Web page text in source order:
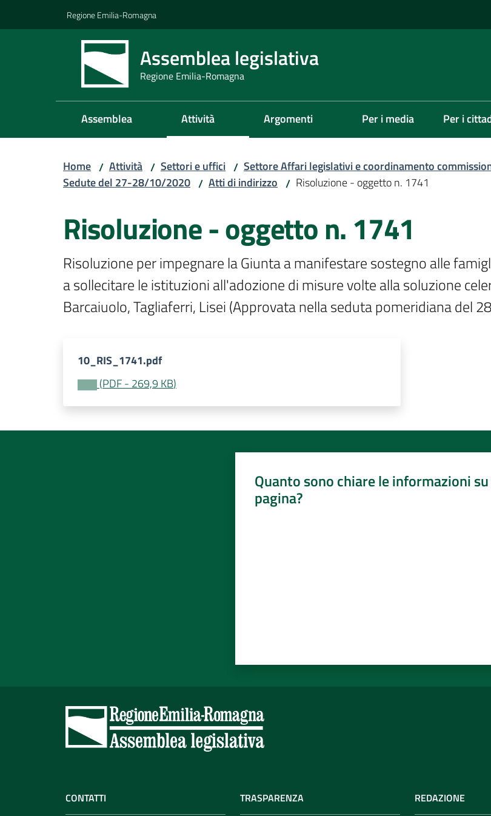
Regione Emilia-Romagna
Assemblea legislativa
Regione Emilia-Romagna
Assemblea Attività Argomenti Per i media Per i
Home / Attività / Settori e uffici / Settore Affari legislativi e coordinamento
Sedute del 27-28/10/2020 / Atti di indirizzo / Risoluzione - oggetto n. 1741
Risoluzione - oggetto n. 1741
Risoluzione per impegnare la Giunta a manifestare sostegno alle
a sollecitare le istituzioni all'adozione di misure volte alla soluzione
Barcaiuolo, Tagliaferri, Lisei (Approvata nella seduta pomeridiana del
10_RIS_1741.pdf
(PDF- 269,9 KB)
Quanto sono chiare le informazioni
pagina?
CONTATTI TRASPARENZA REDAZIONE